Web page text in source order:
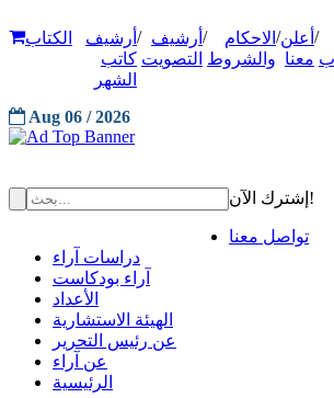
/ أعلن
معنا
/ الاحكام
والشروط
/ أرشيف
التصويت
/ أرشيف
كاتب
الشهر
الكتاب
Aug 06 / 2026
إشترك الآن!
تواصل معنا
دراسات آراء
آراء بودكاست
الأعداد
الهيئة الاستشارية
عن رئيس التحرير
عن آراء
الرئيسية